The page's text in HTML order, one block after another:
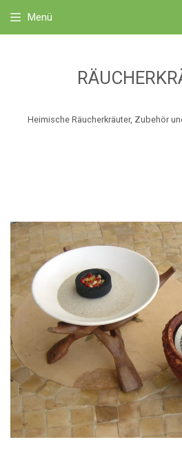
Heimische Räucherkräuter, Zubehör
Menü